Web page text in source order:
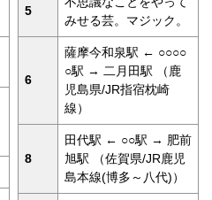
5
みせる芸。マジック。
6
薩摩今和泉駅 ← ○○○○
○駅 → 二月田駅 （鹿
児島県/JR指宿枕崎
線）
8
田代駅 ← ○○駅 → 肥前
旭駅 （佐賀県/JR鹿児
島本線(博多～八代)）